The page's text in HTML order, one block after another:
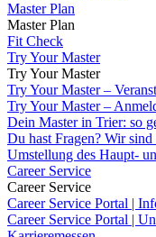
Master Plan
Master Plan
Fit Check
Try Your Master
Try Your Master
Try Your Master –
Try Your Master –
Dein Master in Trier: so
Du hast Fragen? Wir sind
Umstellung des Haupt-
Career Service
Career Service
Career Service Portal |
Career Service Portal |